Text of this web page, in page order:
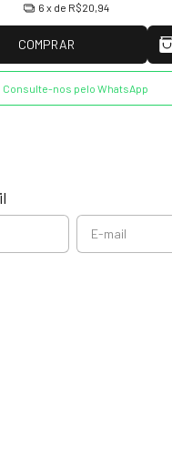
6 x de R$20,94
COMPRAR
Consulte-nos pelo WhatsApp